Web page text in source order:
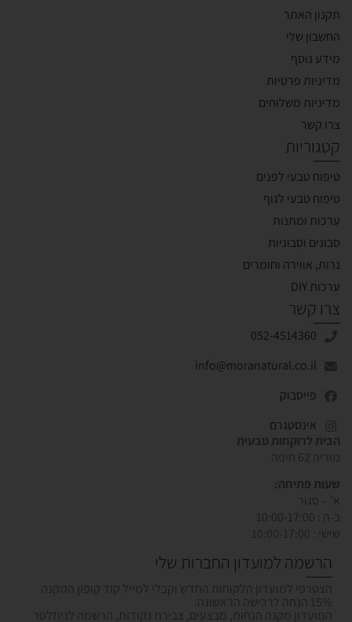
תקנון האתר
החשבון שלי
מידע נוסף
מדיניות פרטיות
מדיניות משלוחים
צרו קשר
קטגוריות
טיפוח טבעי לפנים
טיפוח טבעי לגוף
ערכות ומתנות
סבונים וסבוניות
נרות, אווירה וחומרים
ערכות DIY
צרו קשר
052-4514360
info@moranatural.co.il
פייסבוק
אינסטגרם
הבית לרוקחות טבעית
מוריה 62 חיפה
שעות פתיחה:
א' – סגור
ב-ה : 10:00-17:00
שישי : 10:00-17:00
הרשמה למועדון החברות שלי
הצטרפי למועדון הלקוחות החדש וקבלי למייל קוד קופון המקנה
15% הנחה לרכישה הראשונה.
המועדון מקנה הנחות, מבצעים, צבירת נקודות, הרשמה לניוזלטר